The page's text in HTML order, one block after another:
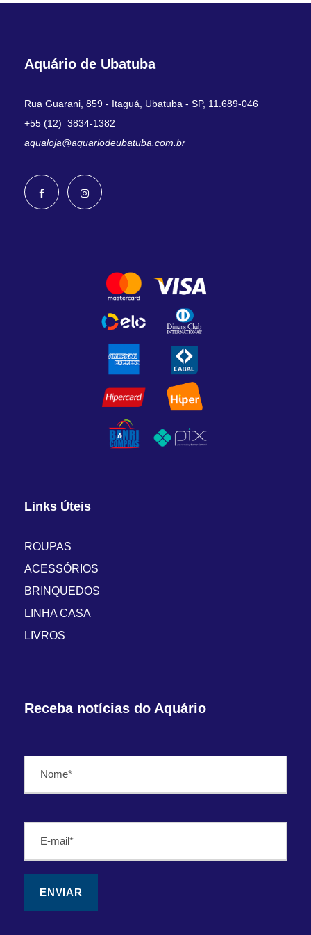
Aquário de Ubatuba
Rua Guarani, 859 - Itaguá, Ubatuba - SP, 11.689-046
+55 (12) 3834-1382
aqualoja@aquariodeubatuba.com.br
Links Úteis
ROUPAS
ACESSÓRIOS
BRINQUEDOS
LINHA CASA
LIVROS
Receba notícias do Aquário